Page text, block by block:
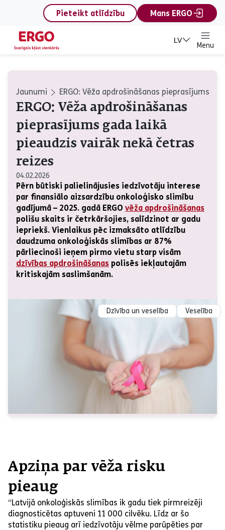
content
Pieteikt atlīdzību
Mans ERGO
LV
Menu
Jaunumi ERGO: Vēža apdrošināšanas pieprasījums
ERGO: Vēža apdrošināšanas
pieprasījums gada laikā
pieaudzis vairāk nekā četras
reizes
04.02.2026
Pērn būtiski palielinājusies iedzīvotāju interese
par finansiālo aizsardzību onkoloģisko slimību
gadījumā – 2025. gadā ERGO vēža apdrošināšanas
polišu skaits ir četrkāršojies, salīdzinot ar gadu
iepriekš. Vienlaikus pēc izmaksāto atlīdzību
daudzuma onkoloģiskās slimības ar 87%
pārliecinoši ieņem pirmo vietu starp visām
dzīvības apdrošināšanas polisēs iekļautajām
kritiskajām saslimšanām.
Dzīvība un veselība Veselība
Apziņa par vēža risku
pieaug
“Latvijā onkoloģiskās slimības ik gadu tiek pirmreizēji
diagnosticētas aptuveni 11 000 cilvēku. Līdz ar šo
statistiku pieaug arī iedzīvotāju vēlme parūpēties par